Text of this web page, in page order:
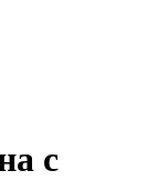
с